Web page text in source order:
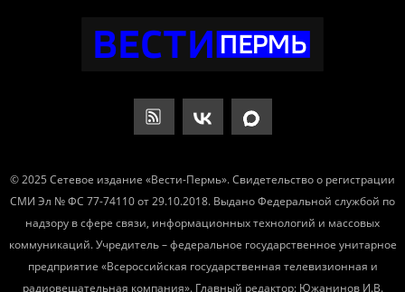
© 2025 Сетевое издание «Вести-Пермь». Свидетельство о регистрации
СМИ Эл № ФС 77-74110 от 29.10.2018. Выдано Федеральной службой по
надзору в сфере связи, информационных технологий и массовых
коммуникаций. Учредитель – федеральное государственное унитарное
предприятие «Всероссийская государственная телевизионная и
радиовещательная компания». Главный редактор: Южанинов И.В.